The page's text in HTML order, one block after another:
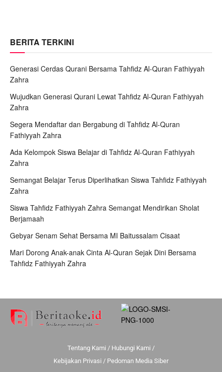
BERITA TERKINI
Generasi Cerdas Qurani Bersama Tahfidz Al-Quran Fathiyyah
Zahra
Wujudkan Generasi Qurani Lewat Tahfidz Al-Quran Fathiyyah
Zahra
Segera Mendaftar dan Bergabung di Tahfidz Al-Quran
Fathiyyah Zahra
Ada Kelompok Siswa Belajar di Tahfidz Al-Quran Fathiyyah
Zahra
Semangat Belajar Terus Diperlihatkan Siswa Tahfidz Fathiyyah
Zahra
Siswa Tahfidz Fathiyyah Zahra Semangat Mendirikan Sholat
Berjamaah
Gebyar Senam Sehat Bersama MI Baitussalam Cisaat
Mari Dorong Anak-anak Cinta Al-Quran Sejak Dini Bersama
Tahfidz Fathiyyah Zahra
Tentang Kami / Hubungi Kami /
Kebijakan Privasi / Pedoman Media Siber